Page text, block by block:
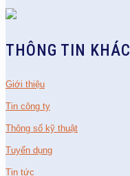
THÔNG TIN KHÁC
Giới thiệu
Tin công ty
Thông số kỹ thuật
Tuyển dụng
Tin tức